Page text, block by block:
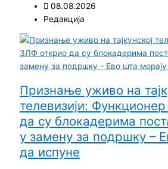
08.08.2026
Редакција
Признање уживо на
телевизији:
да су блокадерима
у замену за подршку –
да испуне